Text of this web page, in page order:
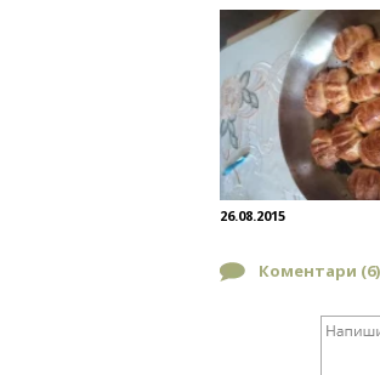
26.08.2015
Коментари (6)